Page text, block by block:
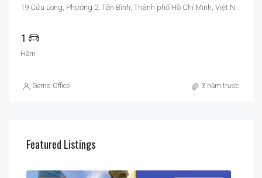
19 Cửu Long, Phường 2, Tân Bình, Thành phố Hồ Chí Minh, Việt Nam
1
Hầm
Gems Office 3 năm trước
Featured Listings